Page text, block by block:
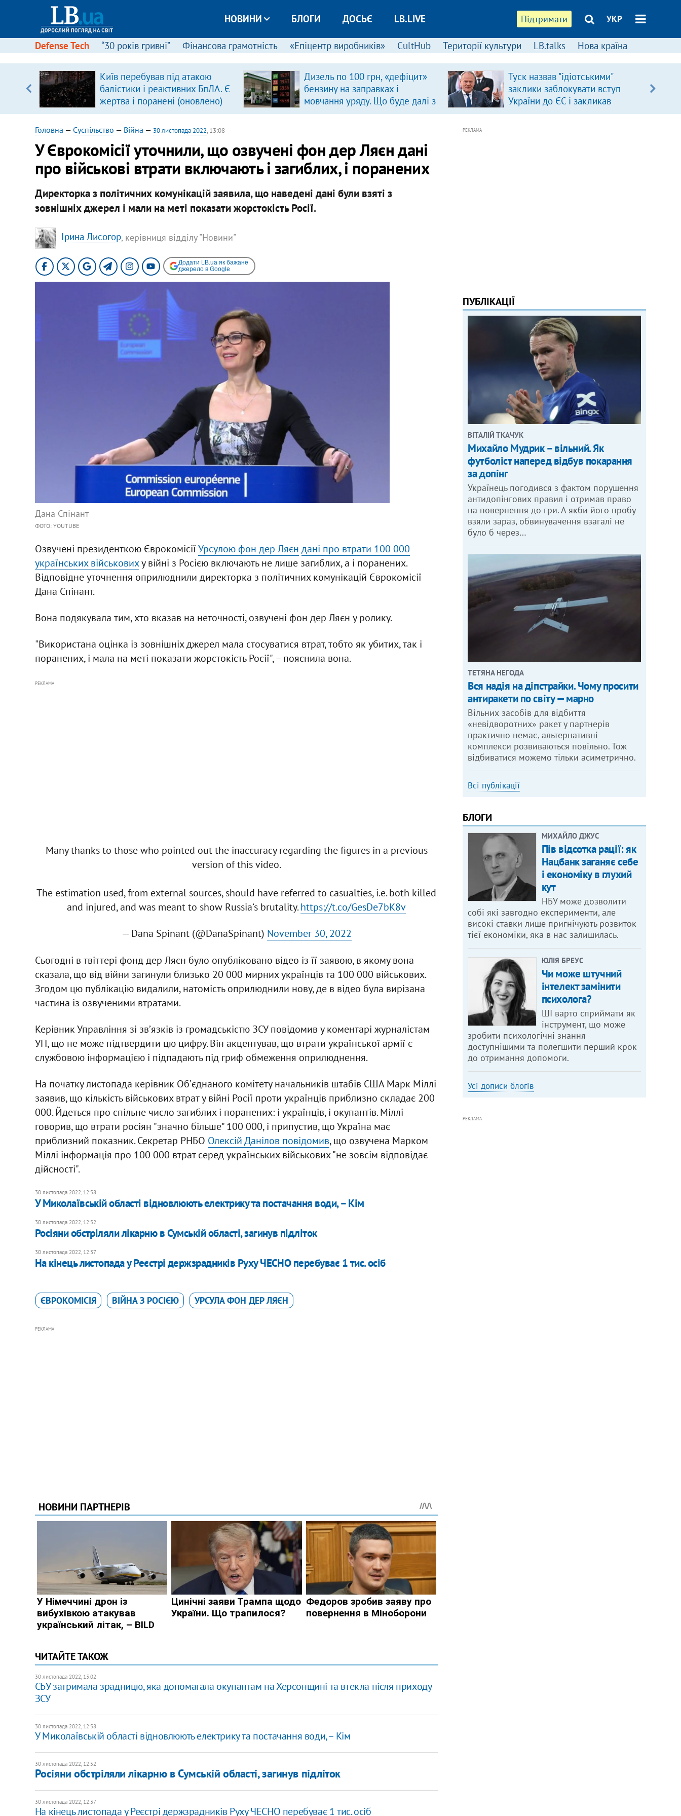
Підтримати УКР
НОВИНИ БЛОГИ ДОСЬЄ LB.LIVE
Defense Tech “30 років гривні” Фінансова грамотність «Епіцентр виробників» CultHub Території культури LB.talks Нова країна
Київ перебував під атакою
балістики і реактивних БпЛА. Є
жертва і поранені (оновлено)
Дизель по 100 грн, «дефіцит»
бензину на заправках і
мовчання уряду. Що буде далі з
цінами на пальне?
Туск назвав "ідіотськими"
заклики заблокувати вступ
України до ЄС і закликав
припинити антиукраїнську
Головна — Суспільство — Війна — 30 листопада 2022, 13:08
У Єврокомісії уточнили, що озвучені фон дер Ляєн дані
про військові втрати включають і загиблих, і поранених
Директорка з політичних комунікацій заявила, що наведені дані були взяті з
зовнішніх джерел і мали на меті показати жорстокість Росії.
Ірина Лисогор, керівниця відділу "Новини"
Додати LB.ua як бажане
джерело в Google
Дана Спінант
ФОТО: YOUTUBE
Озвучені президенткою ЄврокомісіїУрсулою фон дер Ляєн дані про втрати 100 000
українських військовиху війні з Росією включають не лише загиблих, а і поранених.
Відповідне уточнення оприлюднили директорка з політичних комунікацій Єврокомісії
Дана Спінант.
Вона подякувала тим, хто вказав на неточності, озвучені фон дер Ляєн у ролику.
"Використана оцінка із зовнішніх джерел мала стосуватися втрат, тобто як убитих, так і
поранених, і мала на меті показати жорстокість Росії", – пояснила вона.
РЕКЛАМА
Many thanks to those who pointed out the inaccuracy regarding the figures in a previous
version of this video.
The estimation used, from external sources, should have referred to casualties, i.e. both killed
and injured, and was meant to show Russia‘s brutality.https://t.co/GesDe7bK8v
— Dana Spinant (@DanaSpinant) November 30, 2022
Сьогодні в твіттері фонд дер Ляєн було опубліковано відео із її заявою, в якому вона
сказала, що від війни загинули близько 20 000 мирних українців та 100 000 військових.
Згодом цю публікацію видалили, натомість оприлюднили нову, де в відео була вирізана
частина із озвученими втратами.
Керівник Управління зі звʼязків із громадськістю ЗСУ повідомив у коментарі журналістам
УП, що не може підтвердити цю цифру. Він акцентував, що втрати української армії є
службовою інформацією і підпадають під гриф обмеження оприлюднення.
На початку листопада керівник Обʼєднаного комітету начальників штабів США Марк Міллі
заявив, що кількість військових втрат у війні Росії проти українців приблизно складає 200
000. Йдеться про спільне число загиблих і поранених: і українців, і окупантів. Міллі
говорив, що втрати росіян "значно більше" 100 000, і припустив, що Україна має
приблизний показник. Секретар РНБО Олексій Данілов повідомив, що озвучена Марком
Міллі інформація про 100 000 втрат серед українських військових "не зовсім відповідає
дійсності".
30 листопада 2022, 12:58
У Миколаївській області відновлюють електрику та постачання води, – Кім
30 листопада 2022, 12:52
Росіяни обстріляли лікарню в Сумській області, загинув підліток
30 листопада 2022, 12:37
На кінець листопада у Реєстрі держзрадників Руху ЧЕСНО перебуває 1 тис. осіб
ЄВРОКОМІСІЯ ВІЙНА З РОСІЄЮ УРСУЛА ФОН ДЕР ЛЯЄН
РЕКЛАМА
ЧИТАЙТЕ ТАКОЖ
30 листопада 2022, 13:02
СБУ затримала зрадницю, яка допомагала окупантам на Херсонщині та втекла після приходу
ЗСУ
30 листопада 2022, 12:58
У Миколаївській області відновлюють електрику та постачання води, – Кім
30 листопада 2022, 12:52
Росіяни обстріляли лікарню в Сумській області, загинув підліток
30 листопада 2022, 12:37
На кінець листопада у Реєстрі держзрадників Руху ЧЕСНО перебуває 1 тис. осіб
РЕКЛАМА
ПУБЛІКАЦІЇ
ВІТАЛІЙ ТКАЧУК
Михайло Мудрик – вільний. Як
футболіст наперед відбув покарання
за допінг
Українець погодився з фактом порушення
антидопінгових правил і отримав право
на повернення до гри. А якби його пробу
взяли зараз, обвинувачення взагалі не
було б через…
ТЕТЯНА НЕГОДА
Вся надія на діпстрайки. Чому просити
антиракети по світу — марно
Вільних засобів для відбиття
«невідворотних» ракет у партнерів
практично немає, альтернативні
комплекси розвиваються повільно. Тож
відбиватися можемо тільки асиметрично.
Всі публікації
БЛОГИ
МИХАЙЛО ДЖУС
Пів відсотка рації: як
Нацбанк заганяє себе
і економіку в глухий
кут
НБУ може дозволити
собі які завгодно експерименти, але
високі ставки лише пригнічують розвиток
тієї економіки, яка в нас залишилась.
ЮЛІЯ БРЕУС
Чи може штучний
інтелект замінити
психолога?
ШІ варто сприймати як
інструмент, що може
зробити психологічні знання
доступнішими та полегшити перший крок
до отримання допомоги.
Усі дописи блогів
РЕКЛАМА